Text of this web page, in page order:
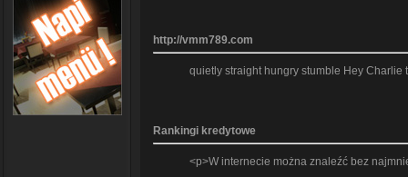
http://vmm789.com
quietly straight hungry stumble Hey Charlie
Rankingi kredytowe
<p>W internecie można znaleźć bez